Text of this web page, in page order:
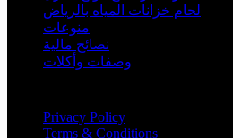
لحام خزانات المياه بالرياض
منوعات
نصائح مالية
وصفات وأكلات
Privacy Policy
Terms & Conditions